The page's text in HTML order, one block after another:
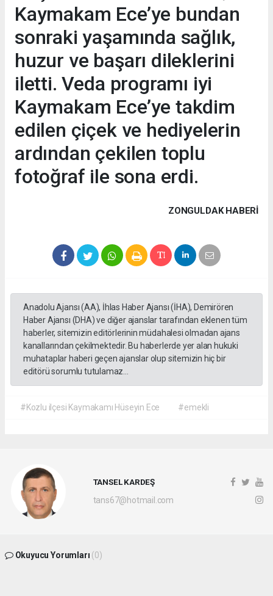
Kaymakam Ece’ye bundan
sonraki yaşamında sağlık,
huzur ve başarı dileklerini
iletti. Veda programı iyi
Kaymakam Ece’ye takdim
edilen çiçek ve hediyelerin
ardından çekilen toplu
fotoğraf ile sona erdi.
ZONGULDAK HABERİ
Anadolu Ajansı (AA), İhlas Haber Ajansı (İHA), Demirören
Haber Ajansı (DHA) ve diğer ajanslar tarafından eklenen tüm
haberler, sitemizin editörlerinin müdahalesi olmadan ajans
kanallarından çekilmektedir. Bu haberlerde yer alan hukuki
muhataplar haberi geçen ajanslar olup sitemizin hiç bir
editörü sorumlu tutulamaz...
#Kozlu ilçesi Kaymakamı Hüseyin Ece #emekli
TANSEL KARDEŞ
tans67@hotmail.com
Okuyucu Yorumları (0)